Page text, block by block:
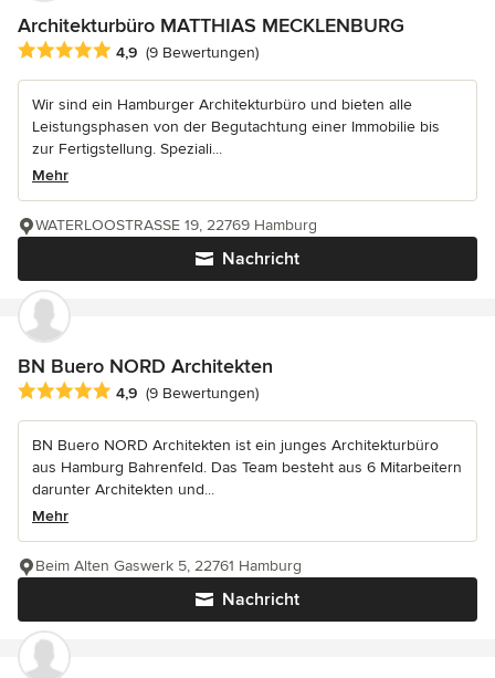
Architekturbüro MATTHIAS MECKLENBURG
Durchschnittliche Bewertung: 4.9 von 5 Sternen
4,9 (9 Bewertungen)
Wir sind ein Hamburger Architekturbüro und bieten alle
Leistungsphasen von der Begutachtung einer Immobilie bis
zur Fertigstellung. Speziali...
Mehr
Nachricht
WATERLOOSTRASSE 19, 22769 Hamburg
BN Buero NORD Architekten
Durchschnittliche Bewertung: 4.9 von 5 Sternen
4,9 (9 Bewertungen)
BN Buero NORD Architekten ist ein junges Architekturbüro
aus Hamburg Bahrenfeld. Das Team besteht aus 6 Mitarbeitern
darunter Architekten und...
Mehr
Nachricht
Beim Alten Gaswerk 5, 22761 Hamburg